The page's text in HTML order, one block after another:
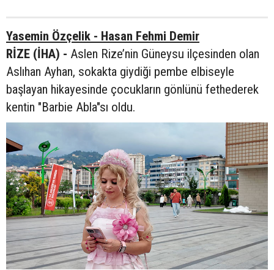
Yasemin Özçelik - Hasan Fehmi Demir
RİZE (İHA) - Aslen Rize’nin Güneysu ilçesinden olan
Aslıhan Ayhan, sokakta giydiği pembe elbiseyle
başlayan hikayesinde çocukların gönlünü fethederek
kentin "Barbie Abla"sı oldu.